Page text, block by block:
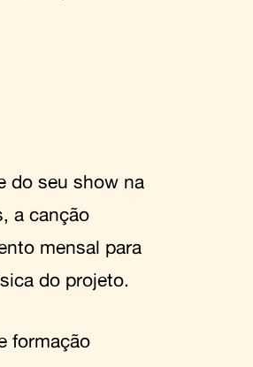
do seu show na
a canção
mensal para
do projeto.
formação